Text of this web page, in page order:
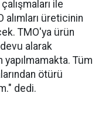
ile
alımları üreticinin
TMO'ya ürün
alarak
Tüm
ötürü
dedi.